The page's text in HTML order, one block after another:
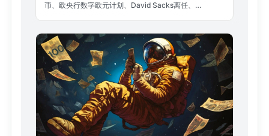
币、欧央行数字欧元计划、David Sacks离任、